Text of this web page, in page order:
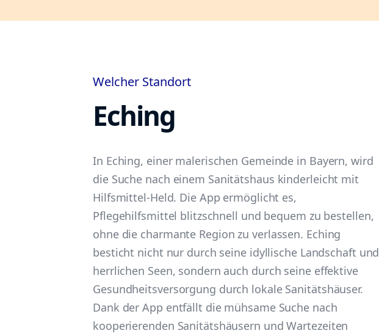
Welcher Standort
Eching
In Eching, einer malerischen Gemeinde in Bayern, wird
die Suche nach einem Sanitätshaus kinderleicht mit
Hilfsmittel-Held. Die App ermöglicht es,
Pflegehilfsmittel blitzschnell und bequem zu bestellen,
ohne die charmante Region zu verlassen. Eching
besticht nicht nur durch seine idyllische Landschaft und
herrlichen Seen, sondern auch durch seine effektive
Gesundheitsversorgung durch lokale Sanitätshäuser.
Dank der App entfällt die mühsame Suche nach
kooperierenden Sanitätshäusern und Wartezeiten